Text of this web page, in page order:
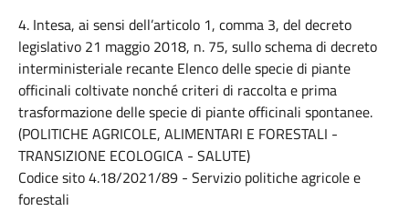
4. Intesa, ai sensi dell’articolo 1, comma 3, del decreto
legislativo 21 maggio 2018, n. 75, sullo schema di decreto
interministeriale recante Elenco delle specie di piante
officinali coltivate nonché criteri di raccolta e prima
trasformazione delle specie di piante officinali spontanee.
(POLITICHE AGRICOLE, ALIMENTARI E FORESTALI -
TRANSIZIONE ECOLOGICA - SALUTE)
Codice sito 4.18/2021/89 - Servizio politiche agricole e
forestali